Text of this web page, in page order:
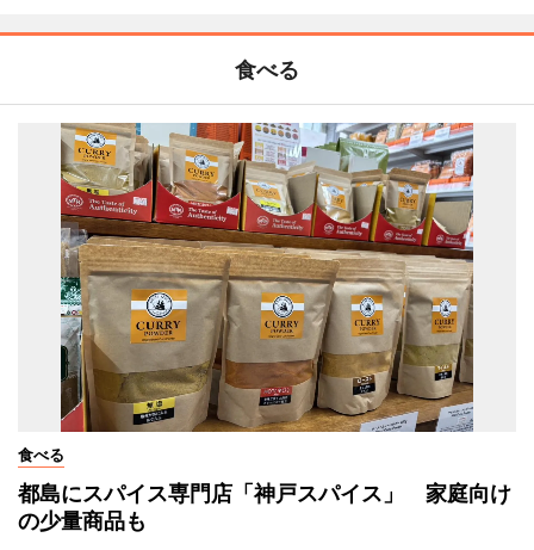
食べる
食べる
都島にスパイス専門店「神戸スパイス」 家庭向け
の少量商品も